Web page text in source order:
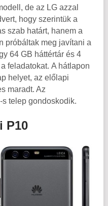
de az LG azzal
hogy szerintük a
szab határt, hanem a
próbáltak meg javítani a
64 GB háttértár és 4
feladatokat. A hátlapon
helyet, az előlapi
maradt. Az
telep gondoskodik.
P10